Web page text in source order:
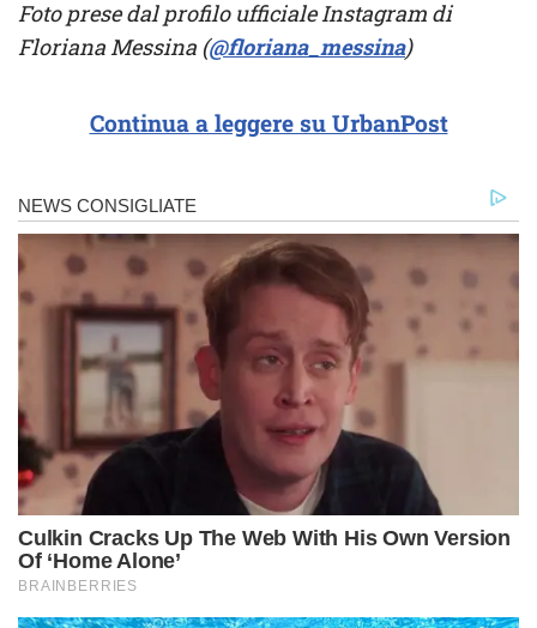
Foto prese dal profilo ufficiale Instagram di
Floriana Messina (@floriana_messina)
Continua a leggere su UrbanPost